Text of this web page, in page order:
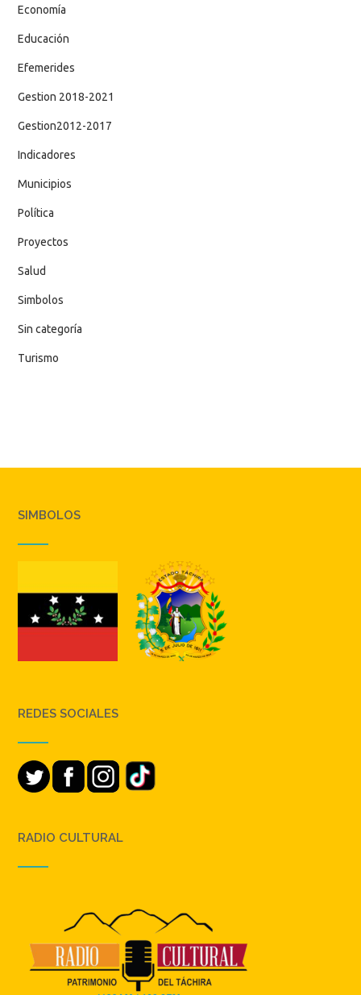
Economía
Educación
Efemerides
Gestion 2018-2021
Gestion2012-2017
Indicadores
Municipios
Política
Proyectos
Salud
Simbolos
Sin categoría
Turismo
SIMBOLOS
REDES SOCIALES
RADIO CULTURAL